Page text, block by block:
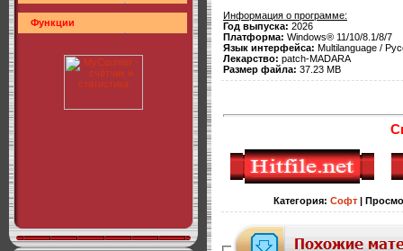
Функции
Информация о программе:
Год выпуска: 2026
Платформа: Windows® 11/10/8.1/8/7
Язык интерфейса: Multilanguage /
Лекарство: patch-MADARA
Размер файла: 37.23 MB
Категория: Софт|